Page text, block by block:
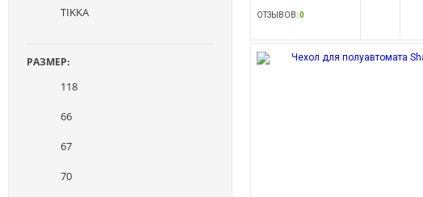
TIKKA
РАЗМЕР:
118
66
67
70
ОТЗЫВОВ:0